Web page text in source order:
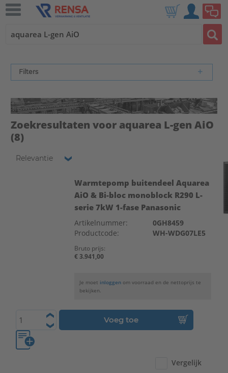
Filters
Zoekresultaten voor aquarea L-gen AiO
(8)
Relevantie
Warmtepomp buitendeel Aquarea
AiO & Bi-bloc monoblock R290 L-
serie 7kW 1-fase Panasonic
Artikelnummer:
0GH8459
Productcode:
WH-WDG07LE5
Bruto prijs:
€ 3.941,00
Je moet inloggen om voorraad en de nettoprijs te
bekijken.
Voeg toe
Vergelijk